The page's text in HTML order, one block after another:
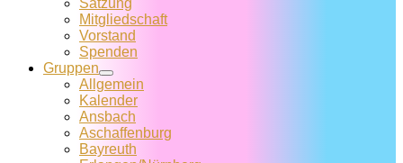
Satzung
Mitglied­schaft
Vorstand
Spenden
Gruppen
Allgemein
Kalender
Ansbach
Aschaffenburg
Bayreuth